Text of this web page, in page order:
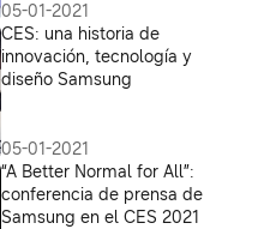
05-01-2021
CES: una historia de
innovación, tecnología y
diseño Samsung
05-01-2021
“A Better Normal for All”:
conferencia de prensa de
Samsung en el CES 2021